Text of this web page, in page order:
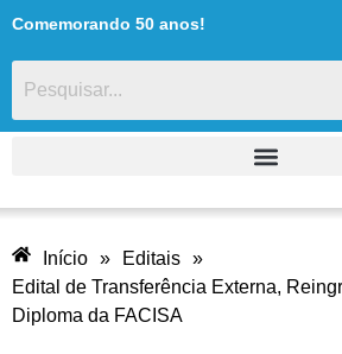
Comemorando 50 anos!
Início » Editais »
Edital de Transferência Externa,
Diploma da FACISA